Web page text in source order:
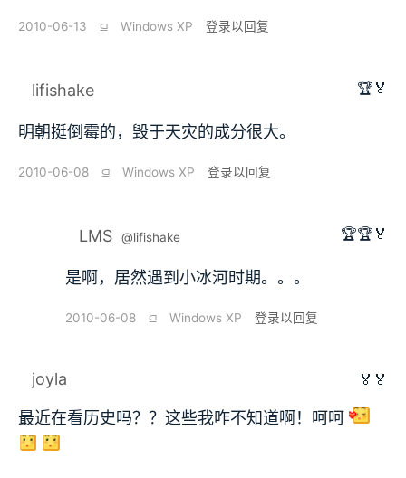
2010-06-13 ⫑ Windows XP 登录以回复
lifishake 🏆🏅
明朝挺倒霉的，毁于天灾的成分很大。
2010-06-08 ⫑ Windows XP 登录以回复
LMS @lifishake 🏆🏆🏅
是啊，居然遇到小冰河时期。。。
2010-06-08 ⫑ Windows XP 登录以回复
joyla 🏅🏅
最近在看历史吗？？这些我咋不知道啊！呵呵